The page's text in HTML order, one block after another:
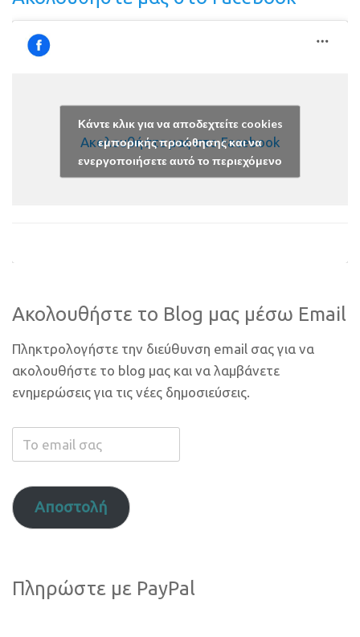
Ακολουθήστε μας στο Facebook
Κάντε κλικ για να αποδεχτείτε cookies
εμπορικής προώθησης και να
ενεργοποιήσετε αυτό το περιεχόμενο
Ακολουθήστε το Blog μας μέσω Email
Πληκτρολογήστε την διεύθυνση email σας για να
ακολουθήστε το blog μας και να λαμβάνετε
ενημερώσεις για τις νέες δημοσιεύσεις.
Το
email
Αποστολή
Πληρώστε με PayPal